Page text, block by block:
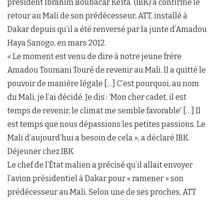
président Ibrahim Boubacar Keïta. (IBK) a confirmé le
retour au Mali de son prédécesseur, ATT, installé à
Dakar depuis qu’il a été renversé par la junte d’Amadou
Haya Sanogo, en mars 2012.
« Le moment est venu de dire à notre jeune frère
Amadou Toumani Touré de revenir au Mali. Il a quitté le
pouvoir de manière légale […] C’est pourquoi, au nom
du Mali, je l’ai décidé. Je dis : ‘Mon cher cadet, il est
temps de revenir, le climat me semble favorable’ […] Il
est temps que nous dépassions les petites passions. Le
Mali d’aujourd’hui a besoin de cela », a déclaré IBK.
Déjeuner chez IBK
Le chef de l’État malien a précisé qu’il allait envoyer
l’avion présidentiel à Dakar pour « ramener » son
prédécesseur au Mali. Selon une de ses proches, ATT